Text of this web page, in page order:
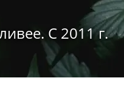
С 2011 г.